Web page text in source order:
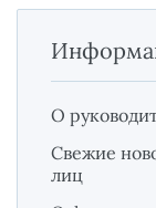
О
Свежие
лиц